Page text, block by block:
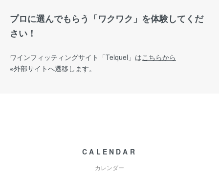
プロに選んでもらう「ワクワク」を体験してくだ
さい！
ワインフィッティングサイト 「Telquel」はこちらから
※外部サイトへ遷移します。
CALENDAR
カレンダー